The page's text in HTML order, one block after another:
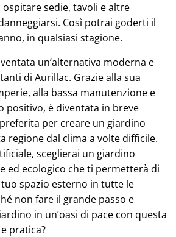
ospitare sedie, tavoli e altre
Così potrai goderti il
in qualsiasi stagione.
un’alternativa moderna e
di Aurillac. Grazie alla sua
alla bassa manutenzione e
positivo, è diventata in breve
per creare un giardino
regione dal clima a volte difficile.
sceglierai un giardino
ed ecologico che ti permetterà di
spazio esterno in tutte le
non fare il grande passo e
in un’oasi di pace con questa
pratica?